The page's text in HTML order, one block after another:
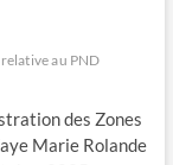
relative au PND
des Zones
Marie Rolande